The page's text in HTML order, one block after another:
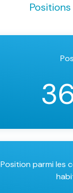
Position parmi les